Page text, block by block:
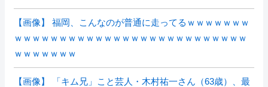
【画像】 福岡、こんなのが普通に走ってるｗｗｗｗｗｗｗ
ｗｗｗｗｗｗｗｗｗｗｗｗｗｗｗｗｗｗｗｗｗｗｗｗｗｗ
ｗｗｗｗｗｗｗ
【画像】 「キム兄」こと芸人・木村祐一さん（63歳）、最